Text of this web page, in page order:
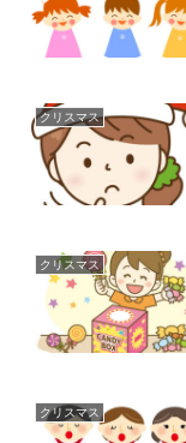
クリスマス
クリスマス
クリスマス